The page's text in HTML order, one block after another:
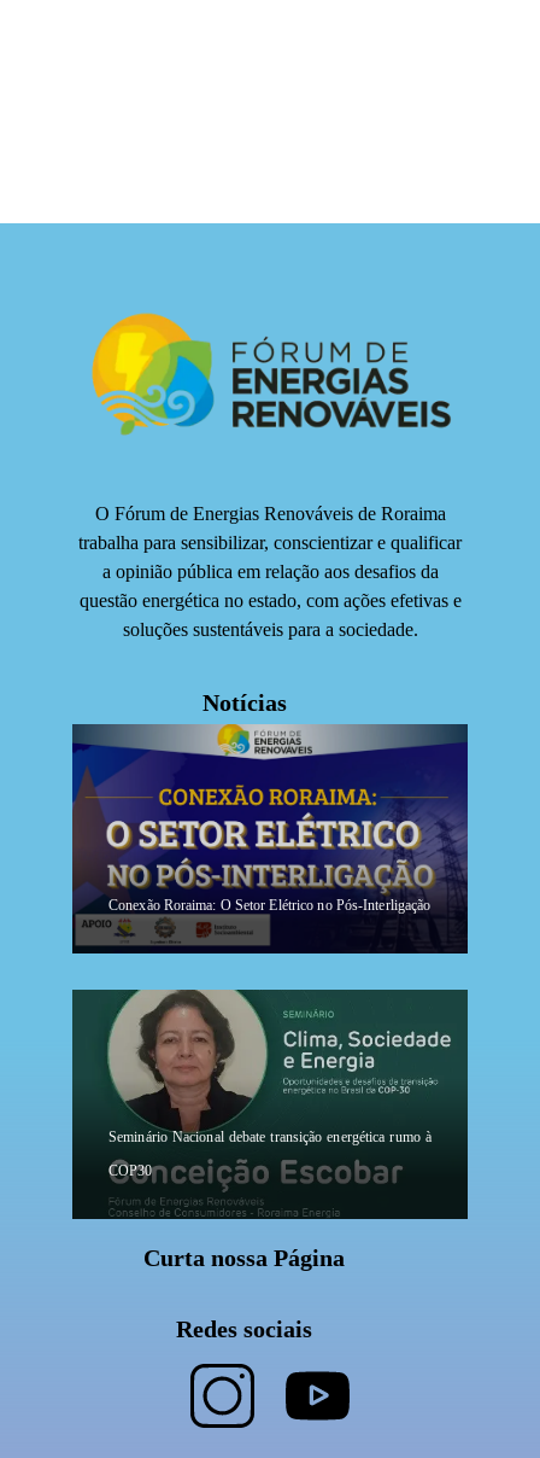
O Fórum de Energias Renováveis de Roraima
trabalha para sensibilizar, conscientizar e qualificar
a opinião pública em relação aos desafios da
questão energética no estado, com ações efetivas e
soluções sustentáveis para a sociedade.
Notícias
Conexão Roraima: O Setor Elétrico no Pós-Interligação
Seminário Nacional debate transição energética rumo à
COP30
Curta nossa Página
Redes sociais